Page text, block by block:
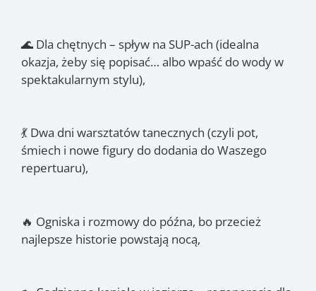
🌊 Dla chętnych – spływ na SUP-ach (idealna
okazja, żeby się popisać… albo wpaść do wody w
spektakularnym stylu),
💃 Dwa dni warsztatów tanecznych (czyli pot,
śmiech i nowe figury do dodania do Waszego
repertuaru),
🔥 Ogniska i rozmowy do późna, bo przecież
najlepsze historie powstają nocą,